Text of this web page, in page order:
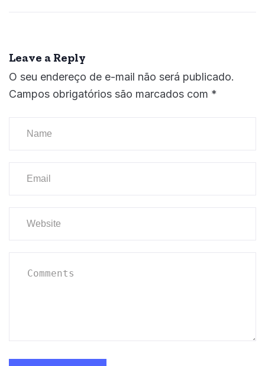
Leave a Reply
O seu endereço de e-mail não será publicado.
Campos obrigatórios são marcados com *